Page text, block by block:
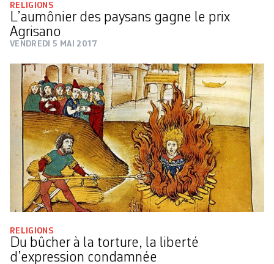
RELIGIONS
L’aumônier des paysans gagne le prix
Agrisano
VENDREDI 5 MAI 2017
RELIGIONS
Du bûcher à la torture, la liberté
d’expression condamnée